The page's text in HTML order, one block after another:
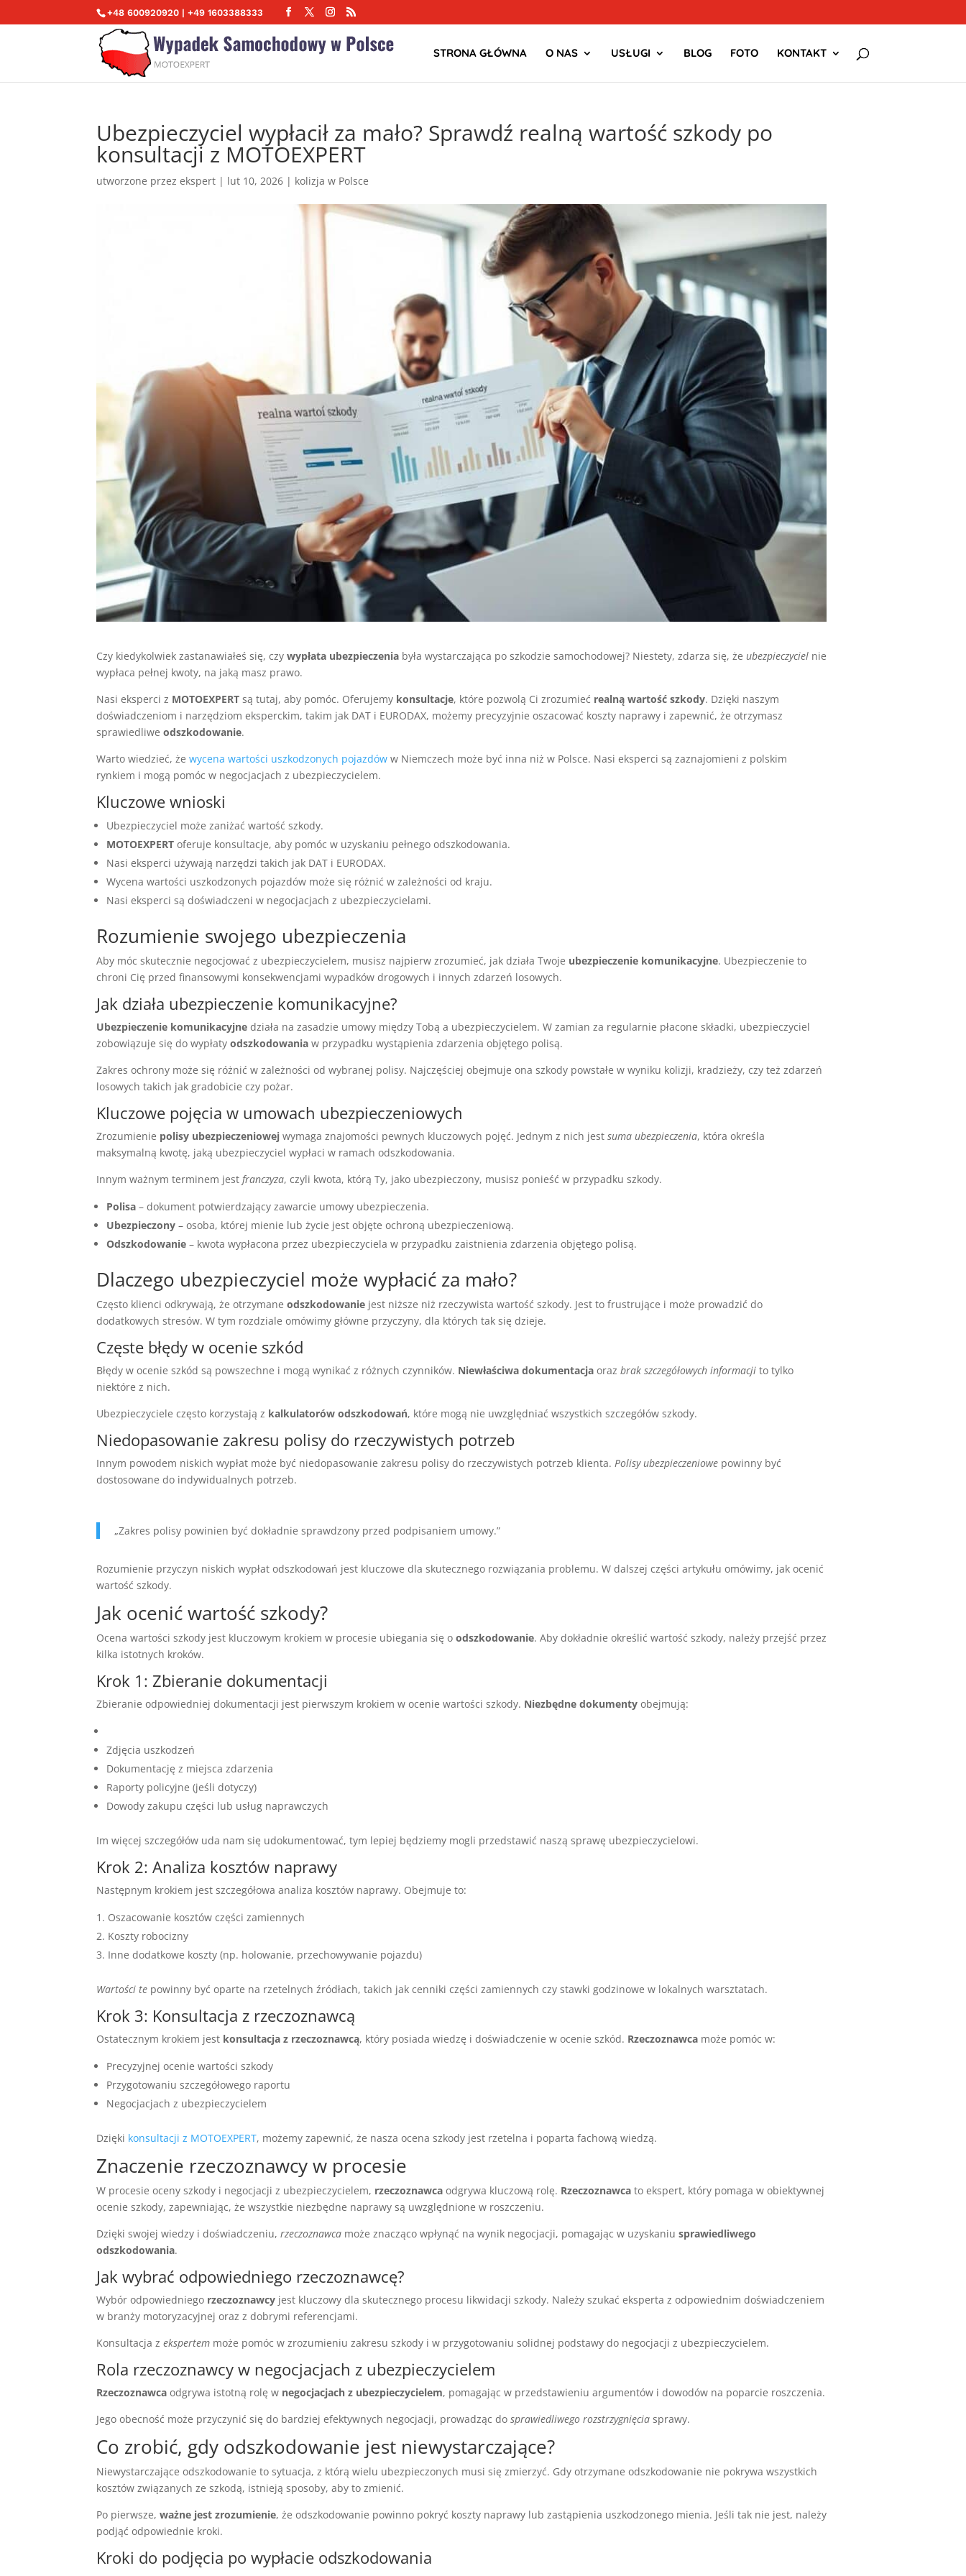
+48 600920920 | +49 1603388333
STRONA GŁÓWNA O NAS USŁUGI BLOG FOTO KONTAKT
Ubezpieczyciel wypłacił za mało? Sprawdź realną wartość szkody po
konsultacji z MOTOEXPERT
utworzone przezekspert | lut 10, 2026 | kolizja w Polsce
Czy kiedykolwiek zastanawiałeś się, czywypłata ubezpieczenia była wystarczająca po szkodzie samochodowej? Niestety, zdarza się, żeubezpieczyciel nie
wypłaca pełnej kwoty, na jaką masz prawo.
Nasi eksperci z MOTOEXPERT są tutaj, aby pomóc. Oferujemy konsultacje, które pozwolą Ci zrozumieć realną wartość szkody. Dzięki naszym
doświadczeniom i narzędziom eksperckim, takim jak DAT i EURODAX, możemy precyzyjnie oszacować koszty naprawy i zapewnić, że otrzymasz
sprawiedliweodszkodowanie.
Warto wiedzieć, żewycena wartości uszkodzonych pojazdów w Niemczech może być inna niż w Polsce. Nasi eksperci są zaznajomieni z polskim
rynkiem i mogą pomóc w negocjacjach z ubezpieczycielem.
Kluczowe wnioski
Ubezpieczyciel może zaniżać wartość szkody.
MOTOEXPERT oferuje konsultacje, aby pomóc w uzyskaniu pełnego odszkodowania.
Nasi eksperci używają narzędzi takich jak DAT i EURODAX.
Wycena wartości uszkodzonych pojazdów może się różnić w zależności od kraju.
Nasi eksperci są doświadczeni w negocjacjach z ubezpieczycielami.
Rozumienie swojego ubezpieczenia
Aby móc skutecznie negocjować z ubezpieczycielem, musisz najpierw zrozumieć, jak działa Twoje ubezpieczenie komunikacyjne. Ubezpieczenie to
chroni Cię przed finansowymi konsekwencjami wypadków drogowych i innych zdarzeń losowych.
Jak działa ubezpieczenie komunikacyjne?
Ubezpieczenie komunikacyjne działa na zasadzie umowy między Tobą a ubezpieczycielem. W zamian za regularnie płacone składki, ubezpieczyciel
zobowiązuje się do wypłatyodszkodowania w przypadku wystąpienia zdarzenia objętego polisą.
Zakres ochrony może się różnić w zależności od wybranej polisy. Najczęściej obejmuje ona szkody powstałe w wyniku kolizji, kradzieży, czy też zdarzeń
losowych takich jak gradobicie czy pożar.
Kluczowe pojęcia w umowach ubezpieczeniowych
Zrozumienie polisy ubezpieczeniowej wymaga znajomości pewnych kluczowych pojęć. Jednym z nich jestsuma ubezpieczenia, która określa
maksymalną kwotę, jaką ubezpieczyciel wypłaci w ramach odszkodowania.
Innym ważnym terminem jestfranczyza, czyli kwota, którą Ty, jako ubezpieczony, musisz ponieść w przypadku szkody.
Polisa – dokument potwierdzający zawarcie umowy ubezpieczenia.
Ubezpieczony – osoba, której mienie lub życie jest objęte ochroną ubezpieczeniową.
Odszkodowanie – kwota wypłacona przez ubezpieczyciela w przypadku zaistnienia zdarzenia objętego polisą.
Dlaczego ubezpieczyciel może wypłacić za mało?
Często klienci odkrywają, że otrzymaneodszkodowanie jest niższe niż rzeczywista wartość szkody. Jest to frustrujące i może prowadzić do
dodatkowych stresów. W tym rozdziale omówimy główne przyczyny, dla których tak się dzieje.
Częste błędy w ocenie szkód
Błędy w ocenie szkód są powszechne i mogą wynikać z różnych czynników. Niewłaściwa dokumentacja orazbrak szczegółowych informacji to tylko
niektóre z nich.
Ubezpieczyciele często korzystają z kalkulatorów odszkodowań, które mogą nie uwzględniać wszystkich szczegółów szkody.
Niedopasowanie zakresu polisy do rzeczywistych potrzeb
Innym powodem niskich wypłat może być niedopasowanie zakresu polisy do rzeczywistych potrzeb klienta. Polisy ubezpieczeniowe powinny być
dostosowane do indywidualnych potrzeb.
„Zakres polisy powinien być dokładnie sprawdzony przed podpisaniem umowy.”
Rozumienie przyczyn niskich wypłat odszkodowań jest kluczowe dla skutecznego rozwiązania problemu. W dalszej części artykułu omówimy, jak ocenić
wartość szkody.
Jak ocenić wartość szkody?
Ocena wartości szkody jest kluczowym krokiem w procesie ubiegania się oodszkodowanie. Aby dokładnie określić wartość szkody, należy przejść przez
kilka istotnych kroków.
Krok 1: Zbieranie dokumentacji
Zbieranie odpowiedniej dokumentacji jest pierwszym krokiem w ocenie wartości szkody. Niezbędne dokumenty obejmują:
Zdjęcia uszkodzeń
Dokumentację z miejsca zdarzenia
Raporty policyjne (jeśli dotyczy)
Dowody zakupu części lub usług naprawczych
Im więcej szczegółów uda nam się udokumentować, tym lepiej będziemy mogli przedstawić naszą sprawę ubezpieczycielowi.
Krok 2: Analiza kosztów naprawy
Następnym krokiem jest szczegółowa analiza kosztów naprawy. Obejmuje to:
Oszacowanie kosztów części zamiennych
Koszty robocizny
Inne dodatkowe koszty (np. holowanie, przechowywanie pojazdu)
Wartości te powinny być oparte na rzetelnych źródłach, takich jak cenniki części zamiennych czy stawki godzinowe w lokalnych warsztatach.
Krok 3: Konsultacja z rzeczoznawcą
Ostatecznym krokiem jest konsultacja z rzeczoznawcą, który posiada wiedzę i doświadczenie w ocenie szkód. Rzeczoznawca może pomóc w:
Precyzyjnej ocenie wartości szkody
Przygotowaniu szczegółowego raportu
Negocjacjach z ubezpieczycielem
Dzięki konsultacji z MOTOEXPERT, możemy zapewnić, że nasza ocena szkody jest rzetelna i poparta fachową wiedzą.
Znaczenie rzeczoznawcy w procesie
W procesie oceny szkody i negocjacji z ubezpieczycielem, rzeczoznawca odgrywa kluczową rolę. Rzeczoznawca to ekspert, który pomaga w obiektywnej
ocenie szkody, zapewniając, że wszystkie niezbędne naprawy są uwzględnione w roszczeniu.
Dzięki swojej wiedzy i doświadczeniu,rzeczoznawca może znacząco wpłynąć na wynik negocjacji, pomagając w uzyskaniusprawiedliwego
odszkodowania.
Jak wybrać odpowiedniego rzeczoznawcę?
Wybór odpowiedniego rzeczoznawcy jest kluczowy dla skutecznego procesu likwidacji szkody. Należy szukać eksperta z odpowiednim doświadczeniem
w branży motoryzacyjnej oraz z dobrymi referencjami.
Konsultacja zekspertem może pomóc w zrozumieniu zakresu szkody i w przygotowaniu solidnej podstawy do negocjacji z ubezpieczycielem.
Rola rzeczoznawcy w negocjacjach z ubezpieczycielem
Rzeczoznawca odgrywa istotną rolę w negocjacjach z ubezpieczycielem, pomagając w przedstawieniu argumentów i dowodów na poparcie roszczenia.
Jego obecność może przyczynić się do bardziej efektywnych negocjacji, prowadząc dosprawiedliwego rozstrzygnięcia sprawy.
Co zrobić, gdy odszkodowanie jest niewystarczające?
Niewystarczające odszkodowanie to sytuacja, z którą wielu ubezpieczonych musi się zmierzyć. Gdy otrzymane odszkodowanie nie pokrywa wszystkich
kosztów związanych ze szkodą, istnieją sposoby, aby to zmienić.
Po pierwsze,ważne jest zrozumienie, że odszkodowanie powinno pokryć koszty naprawy lub zastąpienia uszkodzonego mienia. Jeśli tak nie jest, należy
podjąć odpowiednie kroki.
Kroki do podjęcia po wypłacie odszkodowania